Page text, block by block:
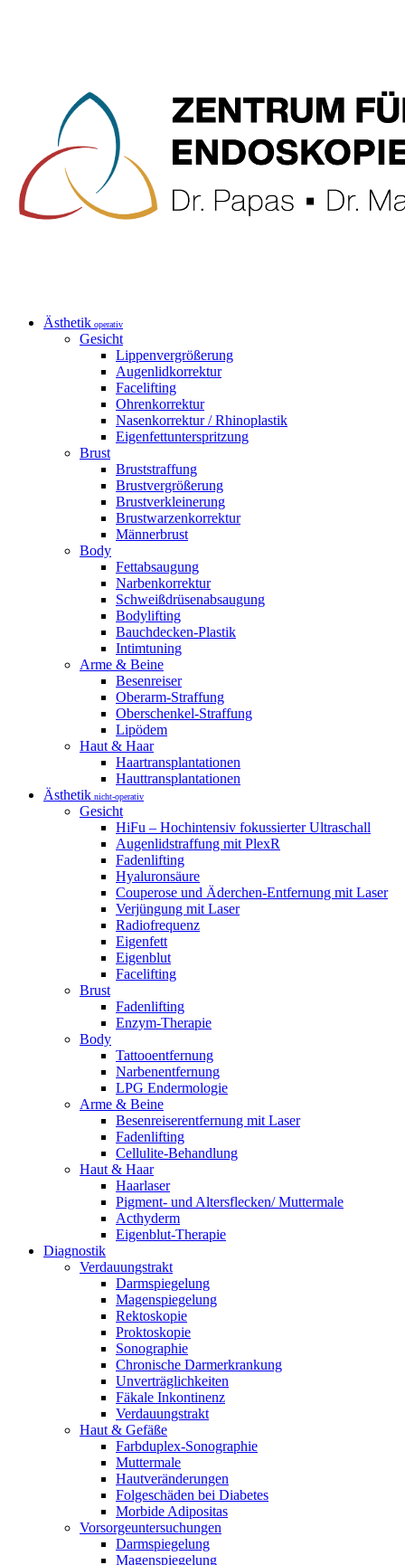
Ästhetik operativ
Gesicht
Lippenvergrößerung
Augenlidkorrektur
Facelifting
Ohrenkorrektur
Nasenkorrektur / Rhinoplastik
Eigenfettunterspritzung
Brust
Bruststraffung
Brustvergrößerung
Brustverkleinerung
Brustwarzenkorrektur
Männerbrust
Body
Fettabsaugung
Narbenkorrektur
Schweißdrüsenabsaugung
Bodylifting
Bauchdecken-Plastik
Intimtuning
Arme & Beine
Besenreiser
Oberarm-Straffung
Oberschenkel-Straffung
Lipödem
Haut & Haar
Haartransplantationen
Hauttransplantationen
Ästhetik nicht-operativ
Gesicht
HiFu – Hochintensiv fokussierter Ultraschall
Augenlidstraffung mit PlexR
Fadenlifting
Hyaluronsäure
Couperose und Äderchen-Entfernung mit Laser
Verjüngung mit Laser
Radiofrequenz
Eigenfett
Eigenblut
Facelifting
Brust
Fadenlifting
Enzym-Therapie
Body
Tattooentfernung
Narbenentfernung
LPG Endermologie
Arme & Beine
Besenreiserentfernung mit Laser
Fadenlifting
Cellulite-Behandlung
Haut & Haar
Haarlaser
Pigment- und Altersflecken/ Muttermale
Acthyderm
Eigenblut-Therapie
Diagnostik
Verdauungstrakt
Darmspiegelung
Magenspiegelung
Rektoskopie
Proktoskopie
Sonographie
Chronische Darmerkrankung
Unverträglichkeiten
Fäkale Inkontinenz
Verdauungstrakt
Haut & Gefäße
Farbduplex-Sonographie
Muttermale
Hautveränderungen
Folgeschäden bei Diabetes
Morbide Adipositas
Vorsorgeuntersuchungen
Darmspiegelung
Magenspiegelung